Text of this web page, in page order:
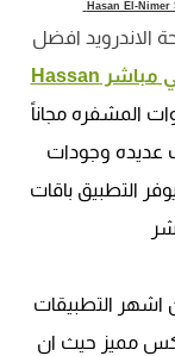
الاندرويد افضل
حسن النمر سبورت تيفي مباشر Hassan
المشفره مجاناً
عديده وجودات
التطبيق باقات
اشهر التطبيقات
مميز حيث ان